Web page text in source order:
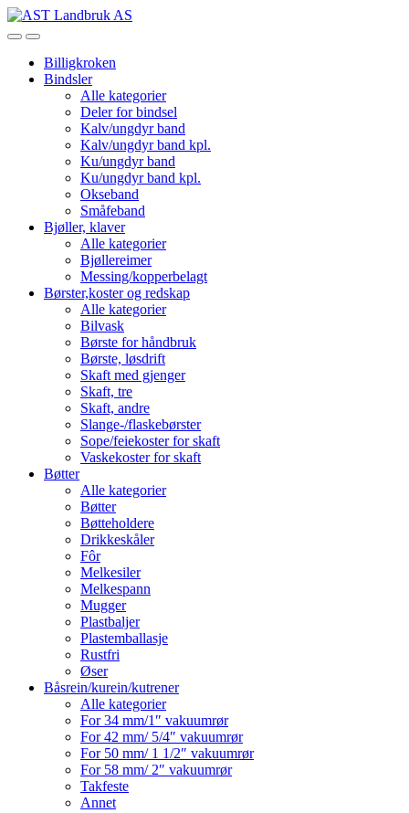
Skip
to
Skip
to
OpenClose
Billigkroken
Bindsler
Alle kategorier
Deler for bindsel
Kalv/ungdyr band
Kalv/ungdyr band kpl.
Ku/ungdyr band
Ku/ungdyr band kpl.
Okseband
Småfeband
Bjøller, klaver
Alle kategorier
Bjøllereimer
Messing/kopperbelagt
Børster,koster og redskap
Alle kategorier
Bilvask
Børste for håndbruk
Børste, løsdrift
Skaft med gjenger
Skaft, tre
Skaft, andre
Slange-/flaskebørster
Sope/feiekoster for skaft
Vaskekoster for skaft
Bøtter
Alle kategorier
Bøtter
Bøtteholdere
Drikkeskåler
Fôr
Melkesiler
Melkespann
Mugger
Plastbaljer
Plastemballasje
Rustfri
Øser
Båsrein/kurein/kutrener
Alle kategorier
For 34 mm/1″ vakuumrør
For 42 mm/ 5/4″ vakuumrør
For 50 mm/ 1 1/2″ vakuumrør
For 58 mm/ 2″ vakuumrør
Takfeste
Annet